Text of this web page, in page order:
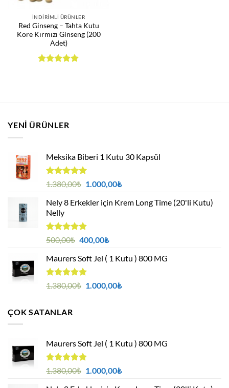
İNDIRIMLI ÜRÜNLER
Red Ginseng – Tahta Kutu
Kore Kırmızı Ginseng (200
Adet)
YENI ÜRÜNLER
Meksika Biberi 1 Kutu 30 Kapsül
5 üzerinden
oy
aldı
1.380,00₺ Orijinal
1.380,00₺.
1.000,00₺Şu
fiyat:
Nely 8 Erkekler için Krem Long Time (20'li Kutu)
Nelly
5 üzerinden
oy
aldı
500,00₺ Orijinal
500,00₺.
400,00₺Şu
fiyat:
Maurers Soft Jel ( 1 Kutu ) 800 MG
5 üzerinden
oy
1.380,00₺ Orijinal
1.000,00₺Şu
ÇOK SATANLAR
Maurers Soft Jel ( 1 Kutu ) 800 MG
5 üzerinden
oy
aldı
1.380,00₺ Orijinal
1.000,00₺Şu